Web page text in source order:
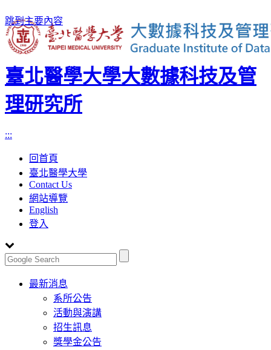
跳到主要內容
臺北醫學大學大數據科技及管
理研究所
:::
回首頁
臺北醫學大學
Contact Us
網站導覽
English
登入
Toggle
navigation
最新消息
系所公告
活動與演講
招生訊息
獎學金公告